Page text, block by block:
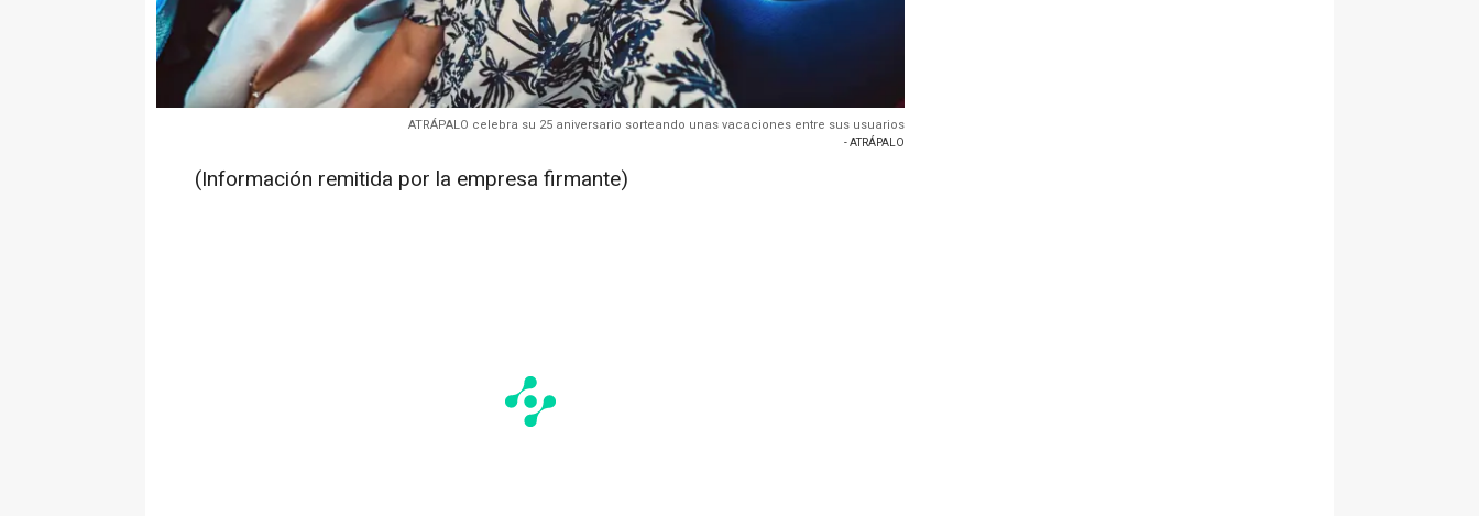
ATRÁPALO celebra su 25 aniversario sorteando unas vacaciones entre sus usuarios
- ATRÁPALO
(Información remitida por la empresa firmante)